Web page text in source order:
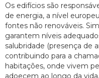
Os edifícios são
de energia, a nível
fontes não renováveis.
garantem níveis
salubridade (presença de
contribuindo para a
habitações, onde vivem
adoecem ao longo da